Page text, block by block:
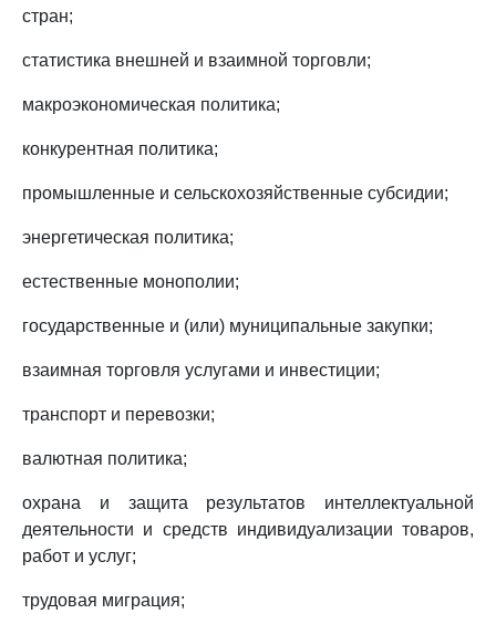
стран;
статистика внешней и взаимной торговли;
макроэкономическая политика;
конкурентная политика;
промышленные и сельскохозяйственные субсидии;
энергетическая политика;
естественные монополии;
государственные и (или) муниципальные закупки;
взаимная торговля услугами и инвестиции;
транспорт и перевозки;
валютная политика;
охрана и защита результатов интеллектуальной
деятельности и средств индивидуализации товаров,
работ и услуг;
трудовая миграция;